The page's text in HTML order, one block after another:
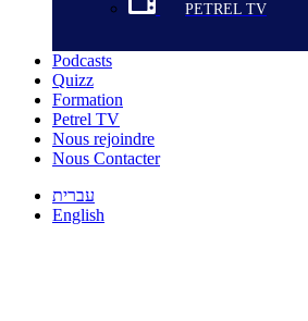
PETREL TV
Podcasts
Quizz
Formation
Petrel TV
Nous rejoindre
Nous Contacter
עברית
English